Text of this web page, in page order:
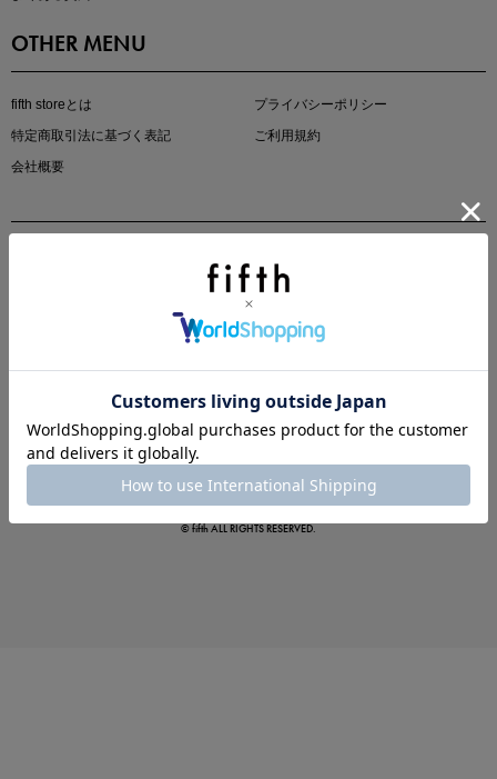
マストバイアイテム
この夏の主役確定！
OTHER MENU
fifth storeとは
プライバシーポリシー
特定商取引法に基づく表記
ご利用規約
会社概要
© fifth ALL RIGHTS RESERVED.